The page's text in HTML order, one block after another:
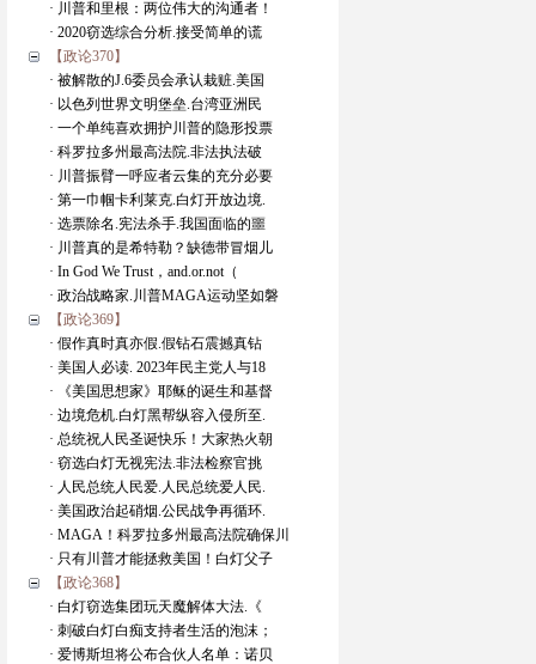
· 川普和里根：两位伟大的沟通者！
· 2020窃选综合分析.接受简单的谎
【政论370】
· 被解散的J.6委员会承认栽赃.美国
· 以色列世界文明堡垒.台湾亚洲民
· 一个单纯喜欢拥护川普的隐形投票
· 科罗拉多州最高法院.非法执法破
· 川普振臂一呼应者云集的充分必要
· 第一巾帼卡利莱克.白灯开放边境.
· 选票除名.宪法杀手.我国面临的噩
· 川普真的是希特勒？缺德带冒烟儿
· In God We Trust，and.or.not（
· 政治战略家.川普MAGA运动坚如磐
【政论369】
· 假作真时真亦假.假钻石震撼真钻
· 美国人必读. 2023年民主党人与18
· 《美国思想家》耶稣的诞生和基督
· 边境危机.白灯黑帮纵容入侵所至.
· 总统祝人民圣诞快乐！大家热火朝
· 窃选白灯无视宪法.非法检察官挑
· 人民总统人民爱.人民总统爱人民.
· 美国政治起硝烟.公民战争再循环.
· MAGA！科罗拉多州最高法院确保川
· 只有川普才能拯救美国！白灯父子
【政论368】
· 白灯窃选集团玩天魔解体大法.《
· 刺破白灯白痴支持者生活的泡沫；
· 爱博斯坦将公布合伙人名单：诺贝